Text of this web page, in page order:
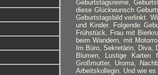
Geburtstagsreime,
diese Glückwunsch
Geburtstagsbild verlinkt.
und Kinder. Folgende
Frühstück, Frau mit
beim Wandern, mit
Im Büro, Sekretärin,
Blumen, Lustige Karten
Großmutter, Uroma,
Arbeitskollegin. Und wie